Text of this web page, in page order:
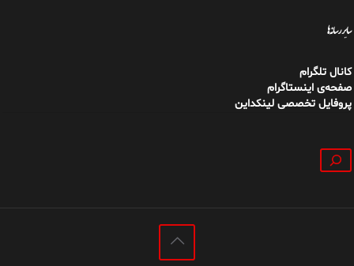
سایر رسانه‌ها
کانال تلگرام
صفحه‌ی اینستاگرام
پروفایل تخصصی لینکداین
جستجو